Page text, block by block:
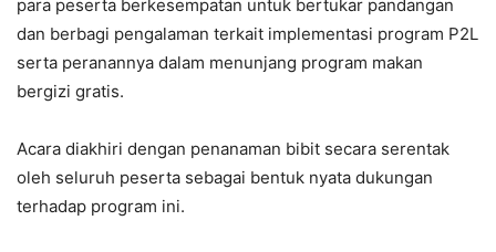
para peserta berkesempatan untuk bertukar pandangan
dan berbagi pengalaman terkait implementasi program P2L
serta peranannya dalam menunjang program makan
bergizi gratis.
Acara diakhiri dengan penanaman bibit secara serentak
oleh seluruh peserta sebagai bentuk nyata dukungan
terhadap program ini.